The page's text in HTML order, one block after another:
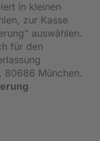
in kleinen
zur Kasse
auswählen.
für den
80686 München.